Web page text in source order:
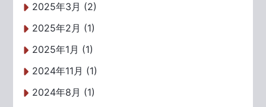
2025年3月 (2)
2025年2月 (1)
2025年1月 (1)
2024年11月 (1)
2024年8月 (1)